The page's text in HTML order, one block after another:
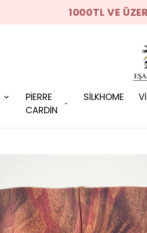
1000TL VE
PİERRE
CARDİN
SİLKHOME